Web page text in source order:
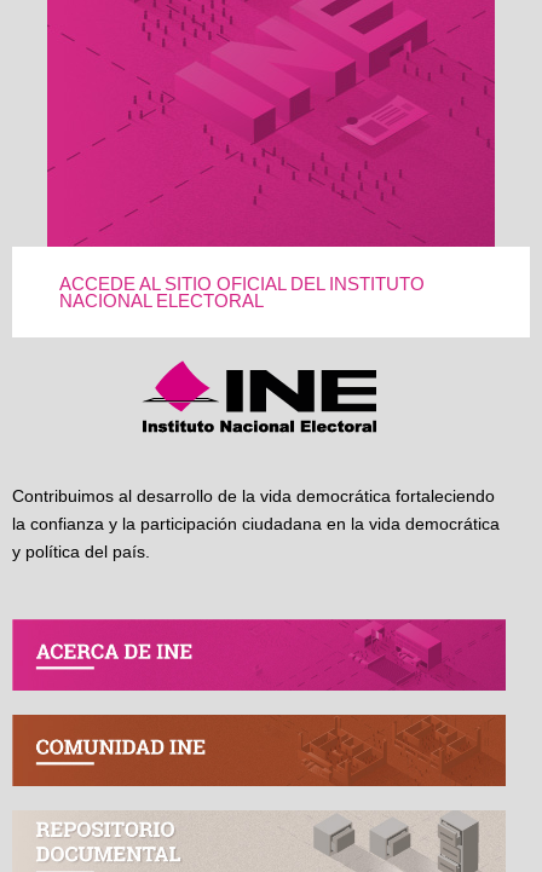
ACCEDE AL SITIO OFICIAL DEL INSTITUTO
NACIONAL ELECTORAL
Contribuimos al desarrollo de la vida democrática fortaleciendo
la confianza y la participación ciudadana en la vida democrática
y política del país.